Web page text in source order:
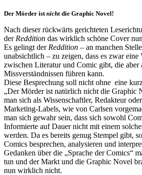
Der Mörder ist nicht die Graphic Novel!
Nach dieser rückwärts gerichteten
der Reddition das wirklich schöne Cover
Es gelingt der Reddition – an manchen
unabsichtlich – zu zeigen, dass es zwar eine
zwischen Literatur und Comic gibt, die aber
Missverständnissen führen kann.
Diese Besprechung soll nicht ohne eine
„Der Mörder ist natürlich nicht die Graphic
man sich als Wissenschaftler, Redakteur
Marketing-Labels, wie von Carlsen
man sich gewahr sein, dass sich sowohl
Informierte auf Dauer nicht mit einem
werden. Da es bereits genug Stempel gibt,
Comics besprechen, analysieren und
Gedanken über die „Sprache der Comics“
tun und der Markt und die Graphic Novel
nun wirklich nicht.